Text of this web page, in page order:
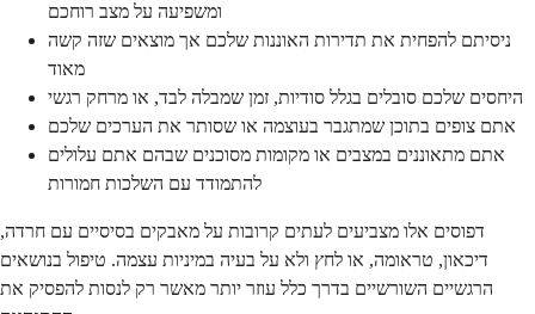
ומשפיעה על מצב רוחכם
ניסיתם להפחית את תדירות האוננות שלכם אך מוצאים שזה קשה
מאוד
היחסים שלכם סובלים בגלל סודיות, זמן שמבלה לבד, או מרחק רגשי
אתם צופים בתוכן שמתגבר בעוצמה או שסותר את הערכים שלכם
אתם מתאוננים במצבים או מקומות מסוכנים שבהם אתם עלולים
להתמודד עם השלכות חמורות
דפוסים אלו מצביעים לעתים קרובות על מאבקים בסיסיים עם חרדה,
דיכאון, טראומה, או לחץ ולא על בעיה במיניות עצמה. טיפול בנושאים
הרגשיים השורשיים בדרך כלל עוזר יותר מאשר רק לנסות להפסיק את